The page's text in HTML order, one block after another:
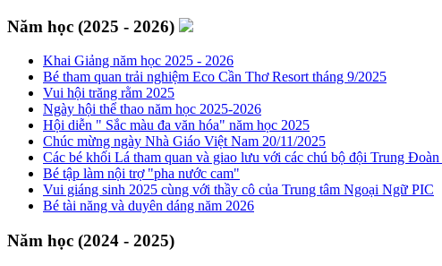
Năm học (2025 - 2026)
Khai Giảng năm học 2025 - 2026
Bé tham quan trải nghiệm Eco Cần Thơ Resort tháng 9/2025
Vui hội trăng rằm 2025
Ngày hội thể thao năm học 2025-2026
Hội diễn " Sắc màu đa văn hóa" năm học 2025
Chúc mừng ngày Nhà Giáo Việt Nam 20/11/2025
Các bé khối Lá tham quan và giao lưu với các chú bộ đội Trung
Bé tập làm nội trợ "pha nước cam"
Vui giáng sinh 2025 cùng với thầy cô của Trung tâm Ngoại Ngữ PIC
Bé tài năng và duyên dáng năm 2026
Năm học (2024 - 2025)